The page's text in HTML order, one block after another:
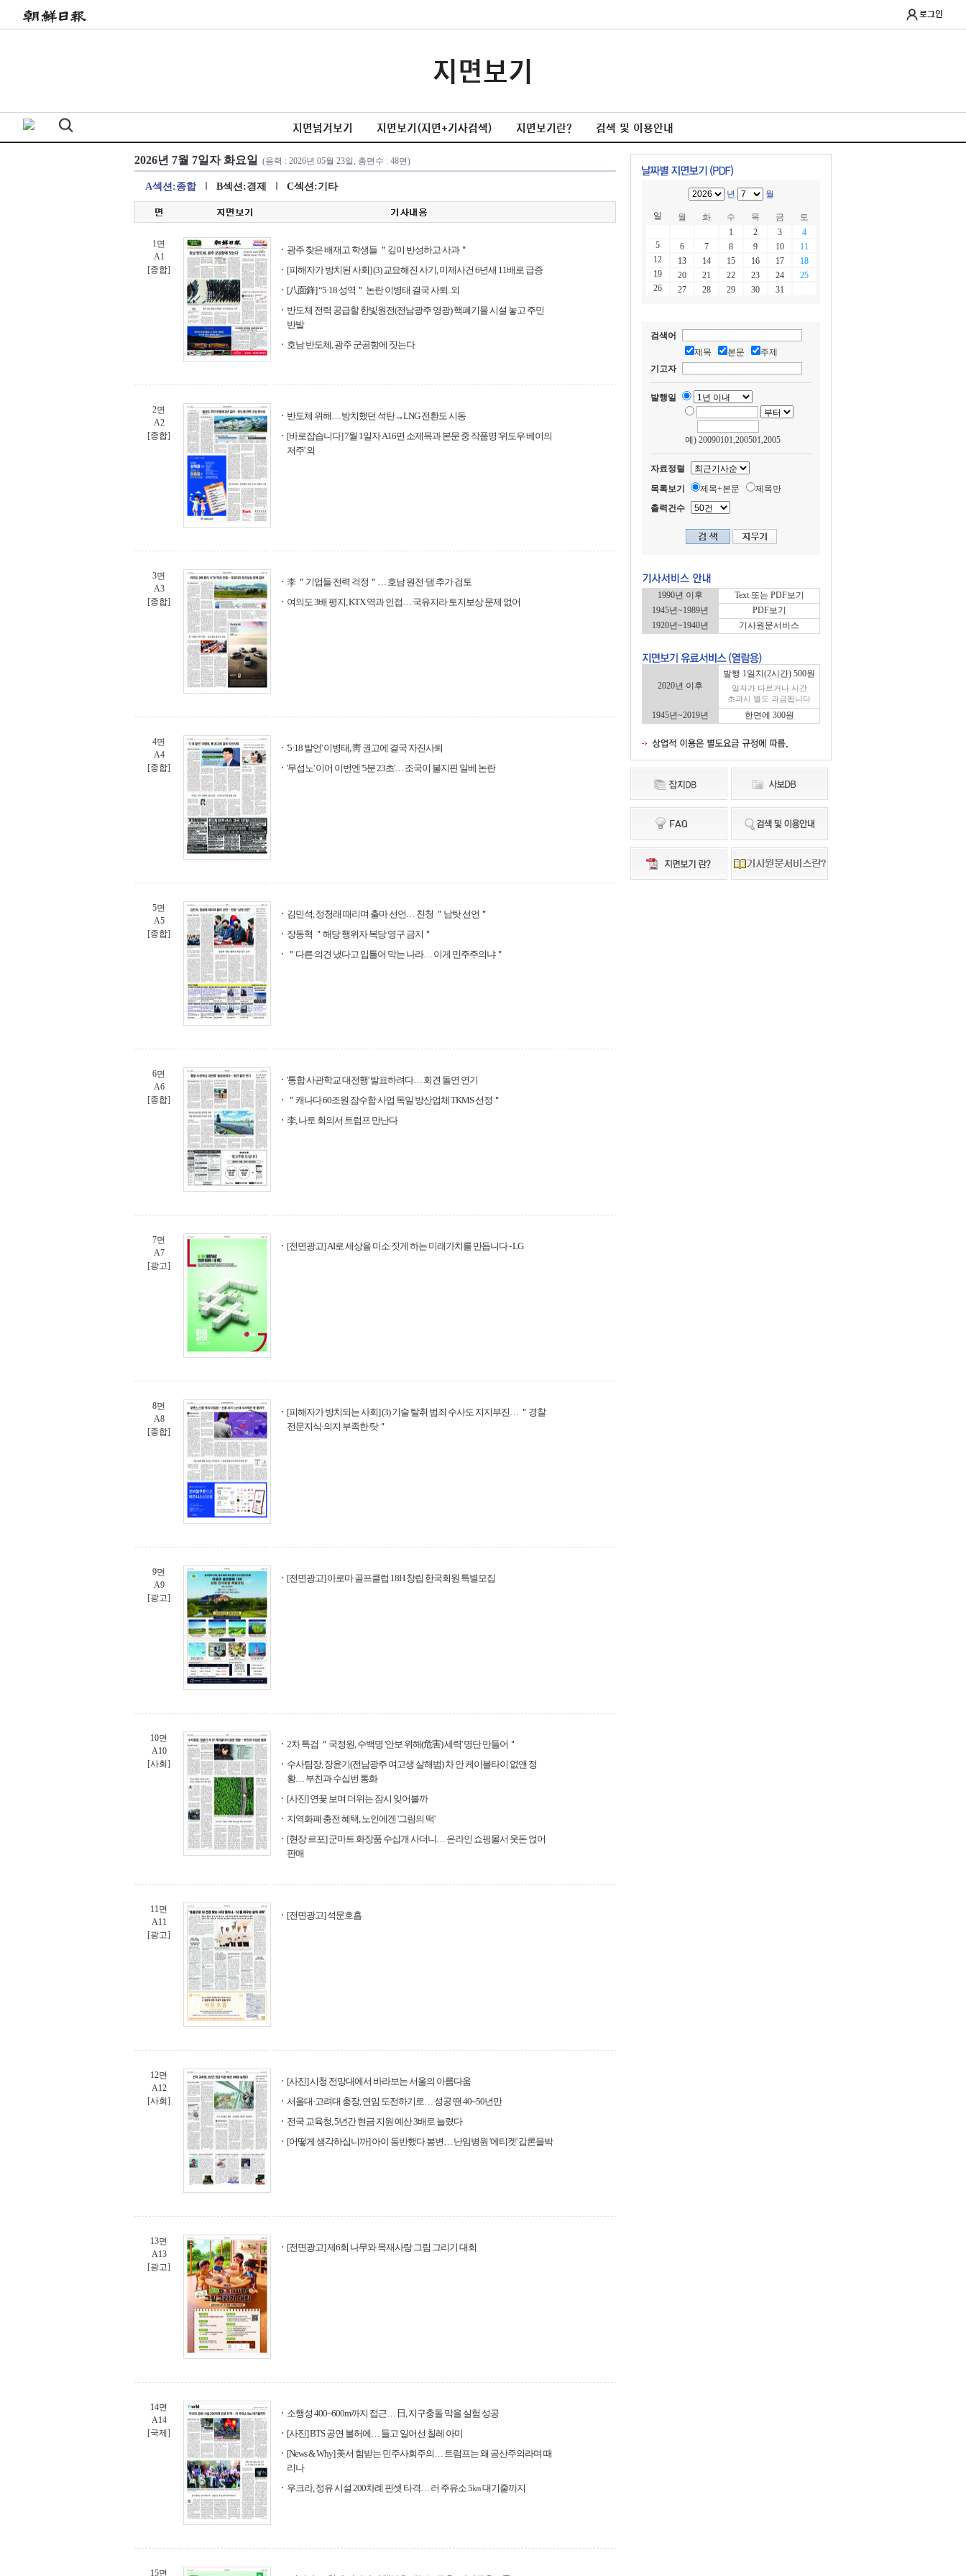
로그인
지면보기
지면넘겨보기 지면보기(지면+기사검색) 지면보기란? 검색 및 이용안내
A섹션:종합 B섹션:경제 C섹션:기타
1면
A1
[종합]
광주 찾은 배재고 학생들 ＂깊이 반성하고 사과＂
[피해자가 방치된 사회] (3) 교묘해진 사기, 미제사건 6년새 11배로 급증
[八面鋒] “5·18 성역＂ 논란 이병태 결국 사퇴. 외
반도체 전력 공급할 한빛원전(전남광주 영광) 핵폐기물 시설 놓고 주민
반발
호남 반도체, 광주 군공항에 짓는다
2면
A2
[종합]
반도체 위해… 방치했던 석탄→LNG 전환도 시동
[바로잡습니다] 7월 1일자 A16면 소제목과 본문 중 작품명 '위도우 베이의
저주' 외
3면
A3
[종합]
李 ＂기업들 전력 걱정＂… 호남 원전·댐 추가 검토
여의도 3배 평지, KTX 역과 인접… 국유지라 토지보상 문제 없어
4면
A4
[종합]
'5·18 발언' 이병태, 靑 권고에 결국 자진사퇴
'무섭노' 이어 이번엔 '5분 23초'… 조국이 불지핀 일베 논란
5면
A5
[종합]
김민석, 정청래 때리며 출마 선언… 친청 ＂남탓 선언＂
장동혁 ＂해당 행위자 복당 영구 금지＂
＂다른 의견 냈다고 입틀어 막는 나라… 이게 민주주의냐＂
6면
A6
[종합]
'통합 사관학교 대전행' 발표하려다… 회견 돌연 연기
＂캐나다 60조원 잠수함 사업 독일 방산업체 TKMS 선정＂
李, 나토 회의서 트럼프 만난다
7면
A7
[광고]
[전면광고] AI로 세상을 미소 짓게 하는 미래가치를 만듭니다 - LG
8면
A8
[종합]
[피해자가 방치되는 사회] (3) 기술 탈취 범죄 수사도 지지부진… ＂경찰
전문지식·의지 부족한 탓＂
9면
A9
[광고]
[전면광고] 아로마 골프클럽 18H 창립 한국회원 특별모집
10면
A10
[사회]
2차 특검 ＂국정원, 수백명 '안보 위해(危害) 세력' 명단 만들어＂
수사팀장, 장윤기(전남광주 여고생 살해범) 차 안 케이블타이 없앤 정
황… 부친과 수십번 통화
[사진] 연꽃 보며 더위는 잠시 잊어볼까
지역화폐 충전 혜택, 노인에겐 '그림의 떡'
[현장 르포] 군마트 화장품 수십개 사더니… 온라인 쇼핑몰서 웃돈 얹어
판매
11면
A11
[광고]
[전면광고] 석문호흡
12면
A12
[사회]
[사진] 시청 전망대에서 바라보는 서울의 아름다움
서울대·고려대 총장, 연임 도전하기로… 성공 땐 40~50년만
전국 교육청, 5년간 현금 지원 예산 3배로 늘렸다
[어떻게 생각하십니까] 아이 동반했다 봉변… 난임병원 '에티켓' 갑론을박
13면
A13
[광고]
[전면광고] 제6회 나무와 목재사랑 그림 그리기 대회
14면
A14
[국제]
소행성 400~600m까지 접근… 日, 지구충돌 막을 실험 성공
[사진] BTS 공연 불허에… 들고 일어선 칠레 아미
[News & Why] 美서 힘받는 민주사회주의… 트럼프는 왜 공산주의라며 때
리나
우크라, 정유 시설 200차례 핀셋 타격… 러 주유소 5㎞ 대기줄까지
15면